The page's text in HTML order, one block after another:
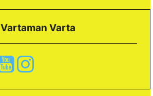
Vartaman Varta